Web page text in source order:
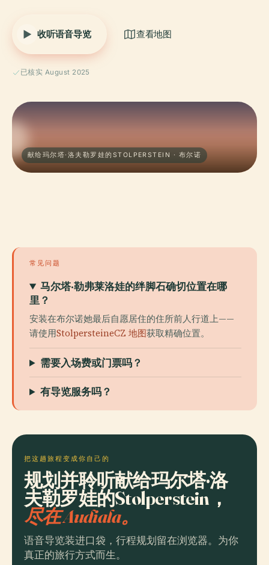
收听语音导览 查看地图
已核实 August 2025
献给玛尔塔·洛夫勒罗娃的STOLPERSTEIN · 布尔诺
常见问题
马尔塔·勒弗莱洛娃的绊脚石确切位置在哪
里？
安装在布尔诺她最后自愿居住的住所前人行道上——
请使用StolpersteineCZ 地图获取精确位置。
需要入场费或门票吗？
有导览服务吗？
把这趟旅程变成你自己的
规划并聆听献给玛尔塔·洛
夫勒罗娃的Stolperstein，
尽在 Audiala。
语音导览装进口袋，行程规划留在浏览器。为你
真正的旅行方式而生。